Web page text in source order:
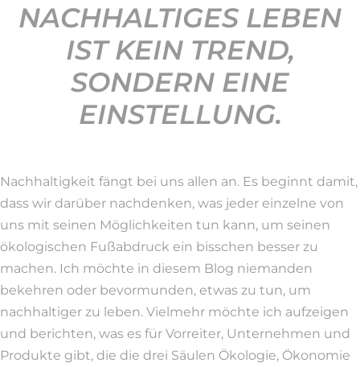
NACHHALTIGES LEBEN
IST KEIN TREND,
SONDERN EINE
EINSTELLUNG.
Nachhaltigkeit fängt bei uns allen an. Es beginnt damit,
dass wir darüber nachdenken, was jeder einzelne von
uns mit seinen Möglichkeiten tun kann, um seinen
ökologischen Fußabdruck ein bisschen besser zu
machen. Ich möchte in diesem Blog niemanden
bekehren oder bevormunden, etwas zu tun, um
nachhaltiger zu leben. Vielmehr möchte ich aufzeigen
und berichten, was es für Vorreiter, Unternehmen und
Produkte gibt, die die drei Säulen Ökologie, Ökonomie